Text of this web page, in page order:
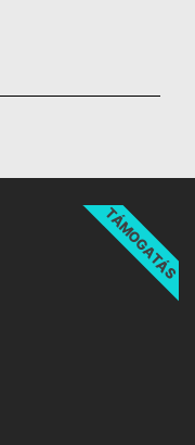
TÁMOGATÁS